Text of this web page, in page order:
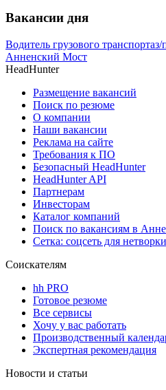
Вакансии дня
Водитель грузового транспортаз/
Анненский Мост
HeadHunter
Размещение вакансий
Поиск по резюме
О компании
Наши вакансии
Реклама на сайте
Требования к ПО
Безопасный HeadHunter
HeadHunter API
Партнерам
Инвесторам
Каталог компаний
Поиск по вакансиям в
Сетка: соцсеть для
Соискателям
hh PRO
Готовое резюме
Все сервисы
Хочу у вас работать
Производственный
Экспертная рекомендация
Новости и статьи